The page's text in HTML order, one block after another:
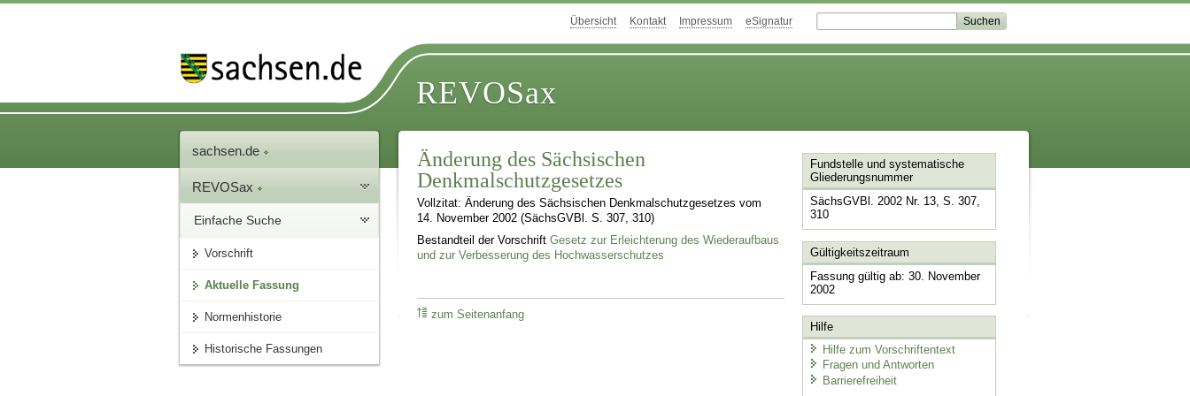
Übersicht Kontakt Impressum eSignatur
REVOSax
sachsen.de
REVOSax
Einfache Suche
Vorschrift
Aktuelle Fassung
Normenhistorie
Historische Fassungen
Änderung des Sächsischen
Denkmalschutzgesetzes
Vollzitat: Änderung des Sächsischen Denkmalschutzgesetzes vom
14. November 2002 (SächsGVBl. S. 307, 310)
Bestandteil der VorschriftGesetz zur Erleichterung des Wiederaufbaus
und zur Verbesserung des Hochwasserschutzes
zum Seitenanfang
Fundstelle und systematische
Gliederungsnummer
SächsGVBl. 2002 Nr. 13, S. 307,
310
Gültigkeitszeitraum
Fassung gültig ab: 30. November
2002
Hilfe
Hilfe zum Vorschriftentext
Fragen und Antworten
Barrierefreiheit